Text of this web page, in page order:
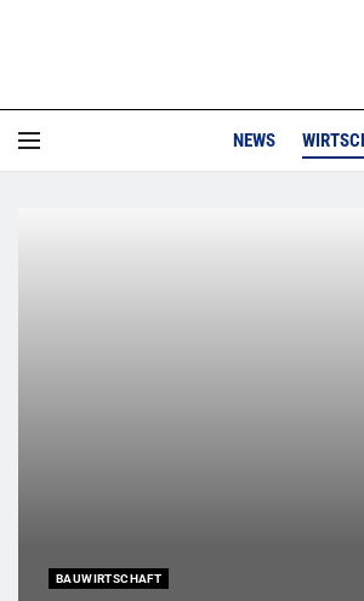
NEWS
BAUWIRTSCHAFT